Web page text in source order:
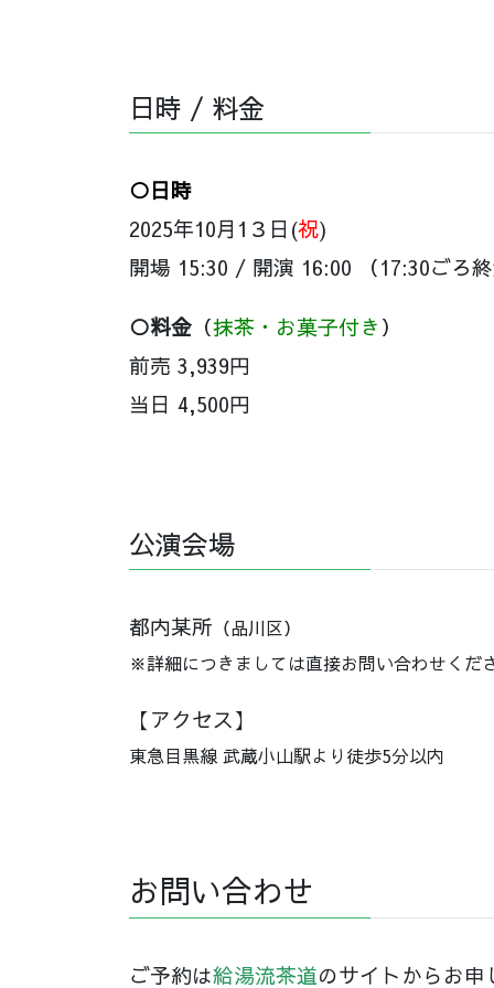
日時 / 料金
○日時
2025年10月1３日(祝)
開場 15:30 / 開演 16:00 （17:30ごろ終
○料金 （抹茶・お菓子付き）
前売 3,939円
当日 4,500円
公演会場
都内某所 （品川区）
※詳細につきましては直接お問い合わせくださ
【アクセス】
東急目黒線 武蔵小山駅より徒歩5分以内
お問い合わせ
ご予約は給湯流茶道のサイトからお申